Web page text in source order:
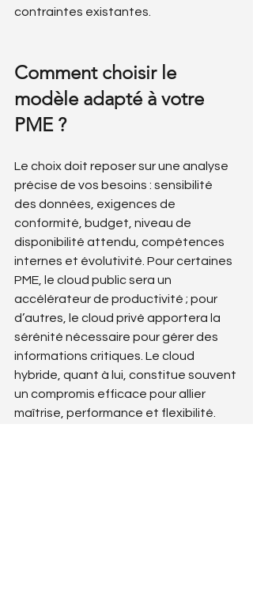
contraintes existantes.
Comment choisir le
modèle adapté à votre
PME ?
Le choix doit reposer sur une analyse
précise de vos besoins : sensibilité
des données, exigences de
conformité, budget, niveau de
disponibilité attendu, compétences
internes et évolutivité. Pour certaines
PME, le cloud public sera un
accélérateur de productivité ; pour
d’autres, le cloud privé apportera la
sérénité nécessaire pour gérer des
informations critiques. Le cloud
hybride, quant à lui, constitue souvent
un compromis efficace pour allier
maîtrise, performance et flexibilité.